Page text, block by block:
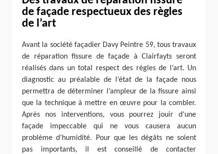
de façade respectueux des règles
de l’art
Avant la société façadier Davy Peintre 59, tous travaux
de réparation fissure de façade à Clairfayts seront
réalisés dans un total respect des règles de l’art. Un
diagnostic au préalable de l’état de la façade nous
permettra de déterminer l’ampleur de la fissure ainsi
que la technique à mettre en œuvre pour la combler.
Après nos interventions, vous pourrez jouir d’une
façade impeccable qui ne vous causera aucun
problème d’humidité. Pour que les dégâts ne soient
pas importants, il est conseillé de contacter